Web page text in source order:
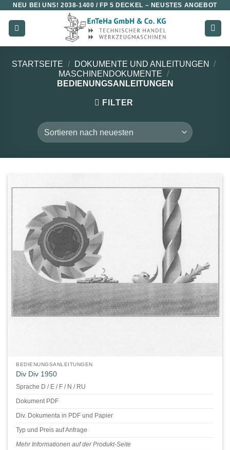
Zum
Inhalt
springen
NEU BEI UNS!2038-1400 / FP 5 DECKEL – NEUSTES ANGEBOT
STARTSEITE / DOKUMENTE UND ANLEITUNGEN
/
MASCHINENDOKUMENTE /
BEDIENUNGSANLEITUNGEN
FILTER
BEDIENUNGSANLEITUNGEN
Div Div 1950
Sprache D / E / F / N / RU
Dokument PDF
Div. Dokumenta in PDF und Papier
Typ und Preis auf Anfrage
Mehr Informationen auf der Produkt-Seite